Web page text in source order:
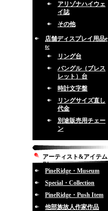
アリゾナハイウェ
イ誌
その他
店舗ディスプレイ用品e
tc
リング台
バングル（ブレス
レット）台
時計文字盤
リングサイズ直し
代金
別途販売用チェー
ン
アーティスト&アイテム
別
PineRidge・Museum
Special・Collection
PineRidge・Push Item
他部族故人作家作品